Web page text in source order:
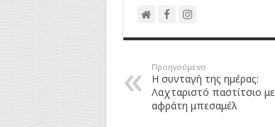
Προηγούμενο
Η συνταγή της ημέρας:
Λαχταριστό παστίτσιο με
αφράτη μπεσαμέλ